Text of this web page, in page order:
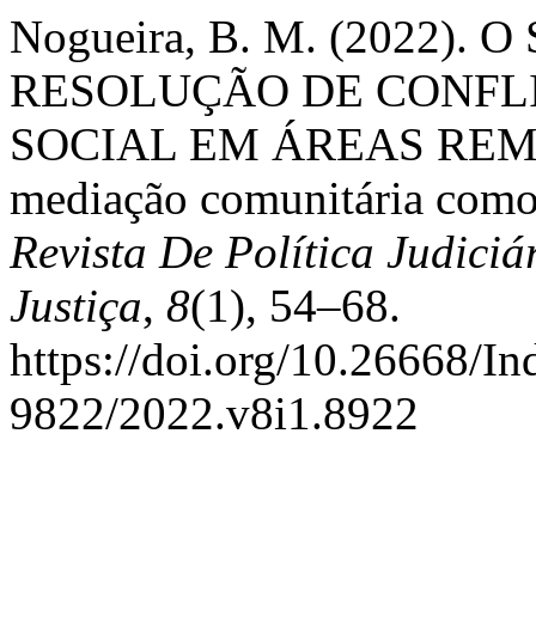
Nogueira, B. M. (2022).
RESOLUÇÃO DE
SOCIAL EM ÁREAS
mediação comunitária
Revista De Política
Justiça, 8(1), 54–68.
https://doi.org/10.26668/
9822/2022.v8i1.8922